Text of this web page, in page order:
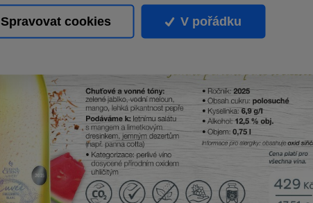
Spravovat cookies V pořádku